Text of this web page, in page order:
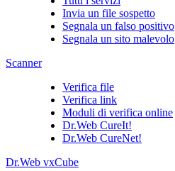
Invia un file sospetto
Segnala un falso positivo
Segnala un sito malevolo
Scanner
Verifica file
Verifica link
Moduli di verifica online
Dr.Web CureIt!
Dr.Web CureNet!
Dr.Web vxCube